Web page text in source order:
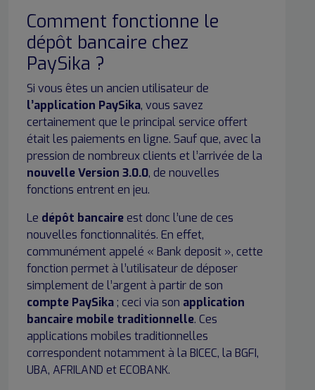
Comment fonctionne le
dépôt bancaire chez
PaySika ?
Si vous êtes un ancien utilisateur de
l’application PaySika, vous savez
certainement que le principal service offert
était les paiements en ligne. Sauf que, avec la
pression de nombreux clients et l’arrivée de la
nouvelle Version 3.0.0, de nouvelles
fonctions entrent en jeu.
Le dépôt bancaireest donc l’une de ces
nouvelles fonctionnalités. En effet,
communément appelé « Bank deposit », cette
fonction permet à l’utilisateur de déposer
simplement de l’argent à partir de son
compte PaySika; ceci via son application
bancaire mobile traditionnelle. Ces
applications mobiles traditionnelles
correspondent notamment à la BICEC, la BGFI,
UBA, AFRILAND et ECOBANK.